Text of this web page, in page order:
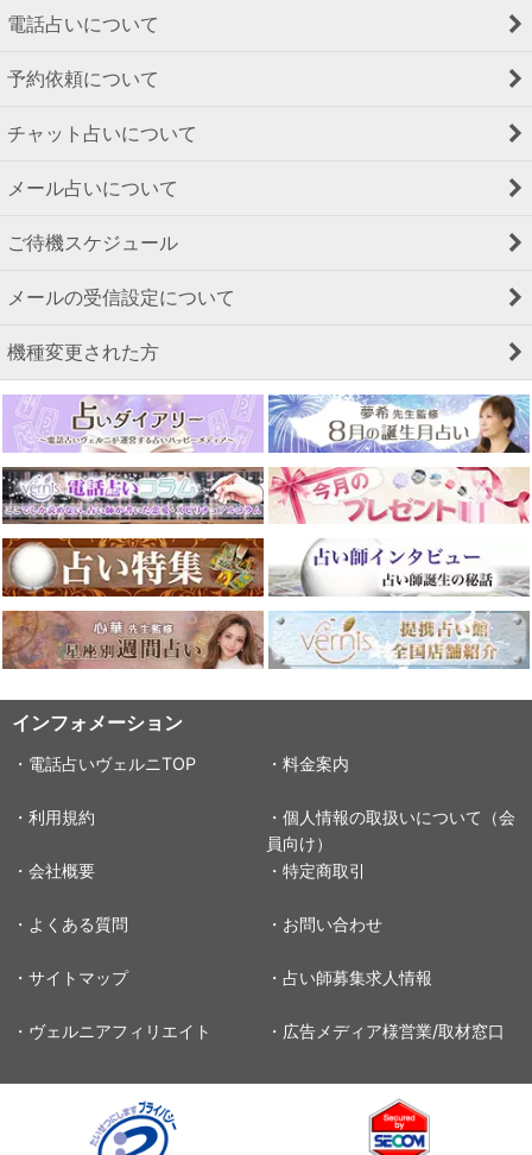
電話占いについて
予約依頼について
チャット占いについて
メール占いについて
ご待機スケジュール
メールの受信設定について
機種変更された方
インフォメーション
・電話占いヴェルニTOP ・料金案内
・利用規約
・個人情報の取扱いについて（会
員向け）
・会社概要
・特定商取引
・よくある質問 ・お問い合わせ
・サイトマップ ・占い師募集求人情報
・ヴェルニアフィリエイト ・広告メディア様営業/取材窓口